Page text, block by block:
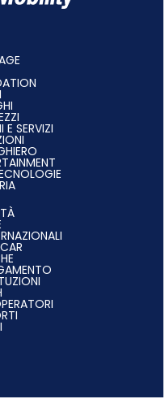
E SERVIZI